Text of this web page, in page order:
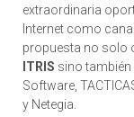
extraordinaria
Internet como
propuesta no solo
ITRIS sino
Software,
y Netegia.